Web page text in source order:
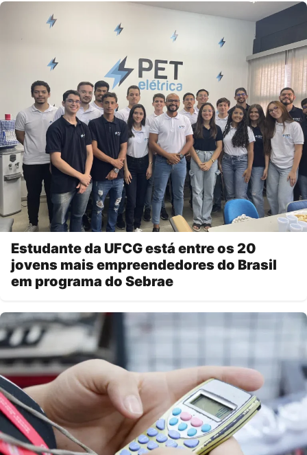
Estudante da UFCG está entre os 20
jovens mais empreendedores do Brasil
em programa do Sebrae